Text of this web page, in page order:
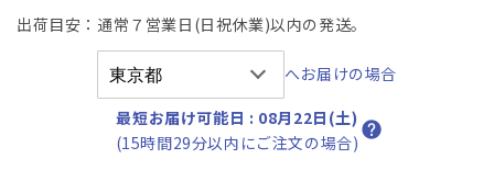
ス
ス
ラ
ハ
イ
出荷目安：通常７営業日(日祝休業)以内の発送。
へお届けの場合
最短お届け可能日 : 08月22日(土)
(15時間29分以内にご注文の場合)